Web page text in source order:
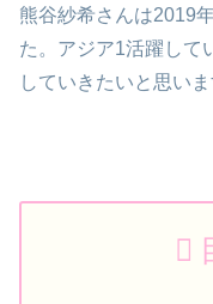
熊谷紗希さんは2019
た。アジア1活躍して
していきたいと思いま